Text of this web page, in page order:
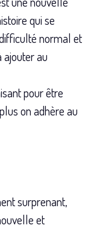
qui se
normal et
ajouter au
pour être
on adhère au
surprenant,
et